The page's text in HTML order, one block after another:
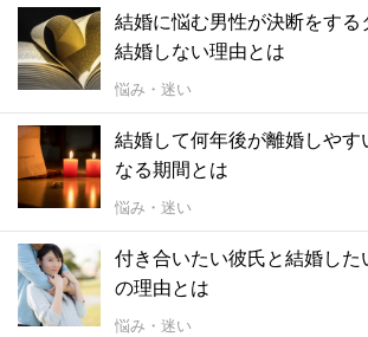
結婚に悩む男性が決断をする
結婚しない理由とは
悩み・迷い
結婚して何年後が離婚しやす
なる期間とは
悩み・迷い
付き合いたい彼氏と結婚した
の理由とは
悩み・迷い